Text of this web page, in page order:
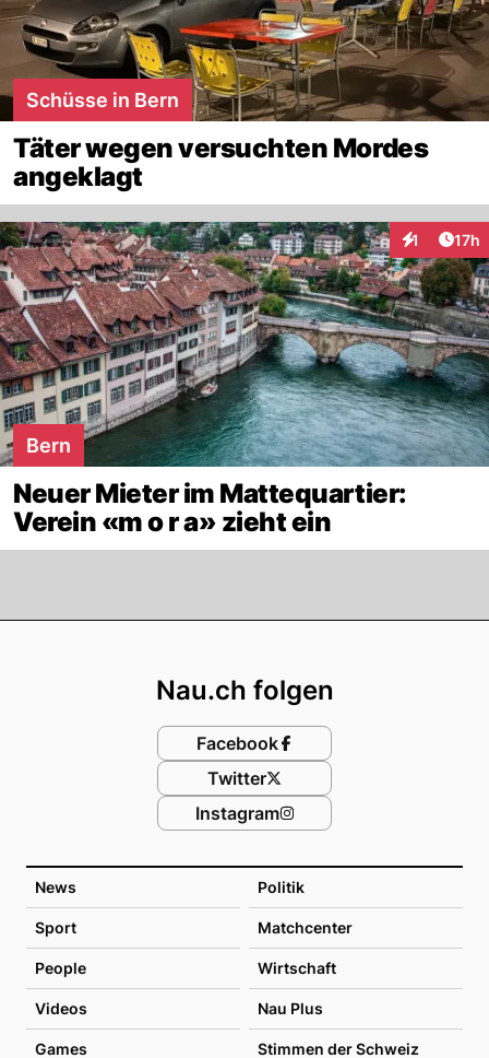
Schüsse in Bern
Täter wegen versuchten Mordes
angeklagt
1 17h
Bern
Neuer Mieter im Mattequartier:
Verein «m o r a» zieht ein
News Politik
Sport Matchcenter
People Wirtschaft
Videos Nau Plus
Games Stimmen der Schweiz
Nau.ch folgen
Facebook
Twitter
Instagram